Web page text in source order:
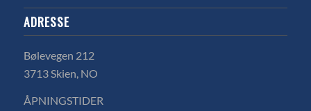
ADRESSE
Bølevegen 212
3713 Skien, NO
ÅPNINGSTIDER